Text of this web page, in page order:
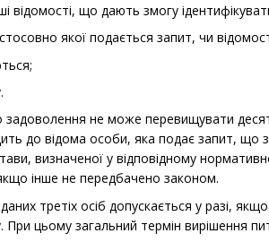
відомості, що дають змогу
якої подається запит, чи
не може перевищувати
до відома особи, яка подає запит, що
визначеної у відповідному
інше не передбачено законом.
третіх осіб допускається у разі,
При цьому загальний термін вирішення